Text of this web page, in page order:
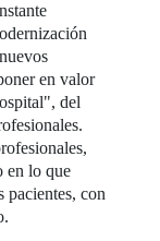
en valor
del
en lo que
pacientes, con